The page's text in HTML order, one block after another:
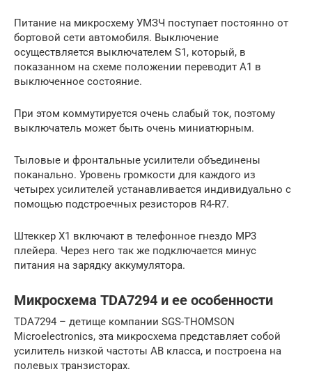
Питание на микросхему УМЗЧ поступает постоянно от
бортовой сети автомобиля. Выключение
осуществляется выключателем S1, который, в
показанном на схеме положении переводит А1 в
выключенное состояние.
При этом коммутируется очень слабый ток, поэтому
выключатель может быть очень миниатюрным.
Тыловые и фронтальные усилители объединены
поканально. Уровень громкости для каждого из
четырех усилителей устанавливается индивидуально с
помощью подстроечных резисторов R4-R7.
Штеккер Х1 включают в телефонное гнездо MP3
плейера. Через него так же подключается минус
питания на зарядку аккумулятора.
Микросхема TDA7294 и ее особенности
TDA7294 – детище компании SGS-THOMSON
Microelectronics, эта микросхема представляет собой
усилитель низкой частоты AB класса, и построена на
полевых транзисторах.